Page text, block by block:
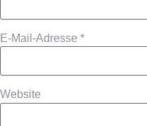
E-Mail-Adresse *
Website